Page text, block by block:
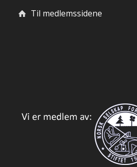
Til medlemssidene